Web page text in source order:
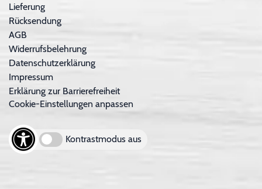
Lieferung
Rücksendung
AGB
Widerrufsbelehrung
Datenschutzerklärung
Impressum
Erklärung zur Barrierefreiheit
Cookie-Einstellungen anpassen
Kontrastmodus aus